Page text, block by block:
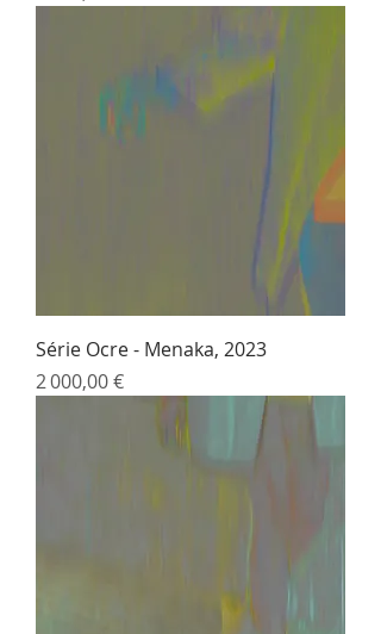
Série Ocre - Menaka, 2023
Prix
2 000,00 €